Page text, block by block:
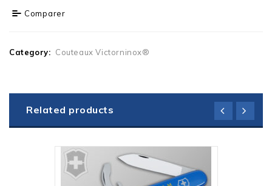
Comparer
Category: Couteaux Victorninox®
Related products